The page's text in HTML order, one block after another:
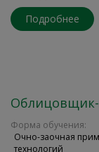
Подробнее
Форма обучения:
Очно-заочная
технологий